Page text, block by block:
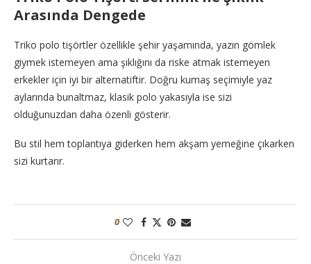
Arasında Dengede
Triko polo tişörtler özellikle şehir yaşamında, yazın gömlek
giymek istemeyen ama şıklığını da riske atmak istemeyen
erkekler için iyi bir alternatiftir. Doğru kumaş seçimiyle yaz
aylarında bunaltmaz, klasik polo yakasıyla ise sizi
olduğunuzdan daha özenli gösterir.
Bu stil hem toplantıya giderken hem akşam yemeğine çıkarken
sizi kurtarır.
0
Önceki Yazı